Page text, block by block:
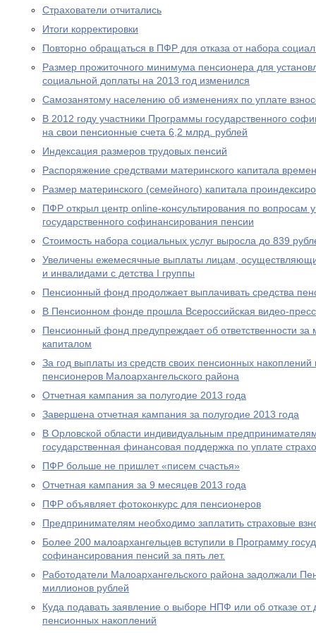
Страхователи отчитались
Итоги корректировки
Повторно обращаться в ПФР для отказа от набора
Размер прожиточного минимума пенсионера для
социальной доплаты на 2013 год изменился
Самозанятому населению об изменениях по уплате
В 2012 году участники Программы государственного
на свои пенсионные счета 6,2 млрд. рублей
Индексация размеров трудовых пенсий
Распоряжение средствами материнского капитала
Размер материнского (семейного) капитала
ПФР открыл центр online-консультирования по вопросам
государственного софинансирования пенсии
Стоимость набора социальных услуг выросла до 839
Увеличены ежемесячные выплаты лицам,
и инвалидами с детства I группы
Пенсионный фонд продолжает выплачивать средства
В Пенсионном фонде прошла Всероссийская видео-
Пенсионный фонд предупреждает об ответственности
капиталом
За год выплаты из средств своих пенсионных накоплений
пенсионеров Малоархангельского района
Отчетная кампания за полугодие 2013 года
Завершена отчетная кампания за полугодие 2013 года
В Орловской области индивидуальным
государственная финансовая поддержка по уплате
ПФР больше не пришлет «писем счастья»
Отчетная кампания за 9 месяцев 2013 года
ПФР объявляет фотоконкурс для пенсионеров
Предпринимателям необходимо заплатить страховые
Более 200 малоархангельцев вступили в Программу
софинансирования пенсий за пять лет.
Работодатели Малоархангельского района задолжали
миллионов рублей
Куда подавать заявление о выборе НПФ или об отказе
пенсионных накоплений